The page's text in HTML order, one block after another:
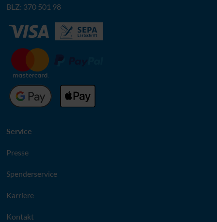
BLZ: 370 501 98
Service
Presse
Spenderservice
Karriere
Kontakt